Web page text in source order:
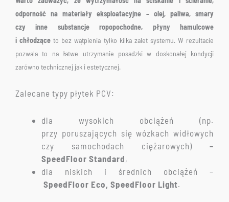
odporność na materiały eksploatacyjne – olej, paliwa, smary
czy inne substancje ropopochodne, płyny hamulcowe
i chłodząceto bez wątpienia tylko kilka zalet systemu. W rezultacie
pozwala to na łatwe utrzymanie posadzki w doskonałej kondycji
zarówno technicznej jak i estetycznej.
Zalecane typy płytek PCV:
dla wysokich obciążeń (np.
przy poruszających się wózkach widłowych
czy samochodach ciężarowych) –
SpeedFloor Standard,
dla niskich i średnich obciążeń –
SpeedFloor Eco, SpeedFloor Light.